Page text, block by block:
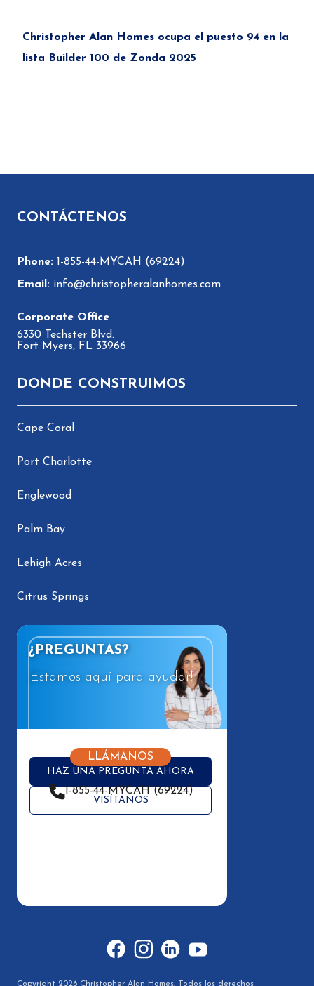
Christopher Alan Homes ocupa el puesto 94 en la
lista Builder 100 de Zonda 2025
CONTÁCTENOS
1-855-44-MYCAH (69224)
info@christopheralanhomes.com
6330 Techster Blvd.
Fort Myers, FL 33966
DONDE CONSTRUIMOS
Cape Coral
Port Charlotte
Englewood
Palm Bay
Lehigh Acres
Citrus Springs
¿PREGUNTAS?
¡Estamos aquí para ayudar!
HAZ UNA PREGUNTA AHORA
VISÍTANOS
LLÁMANOS
1-855-44-MYCAH (69224)
FacebookInstagramLinkedInYouTube
Copyright 2026 Christopher Alan Homes. Todos los derechos